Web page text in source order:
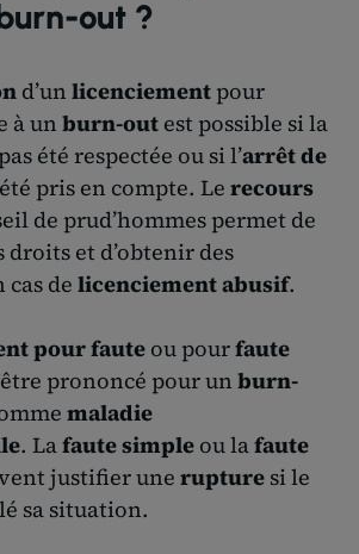
out ?
d’un licenciement pour
à un burn-out est possible si la
été respectée ou si l’arrêt de
été pris en compte. Le recours
de prud’hommes permet de
et d’obtenir des
cas de licenciement abusif.
pour fauteou pourfaute
prononcé pour un burn-
maladie
. Lafaute simple ou lafaute
justifier une rupture si le
sa situation.